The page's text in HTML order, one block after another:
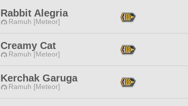
Rabbit Alegria
Ramuh [Meteor]
Creamy Cat
Ramuh [Meteor]
Kerchak Garuga
Ramuh [Meteor]